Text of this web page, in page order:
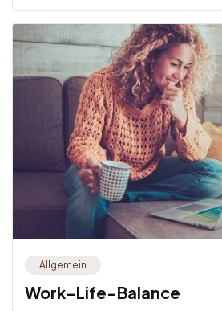
Allgemein
Work-Life-Balance